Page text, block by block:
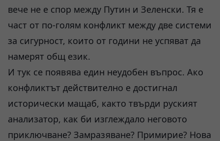
вече не е спор между Путин и Зеленски. Тя е
част от по-голям конфликт между две системи
за сигурност, които от години не успяват да
намерят общ език.
И тук се появява един неудобен въпрос. Ако
конфликтът действително е достигнал
исторически мащаб, както твърди руският
анализатор, как би изглеждало неговото
приключване? Замразяване? Примирие? Нова